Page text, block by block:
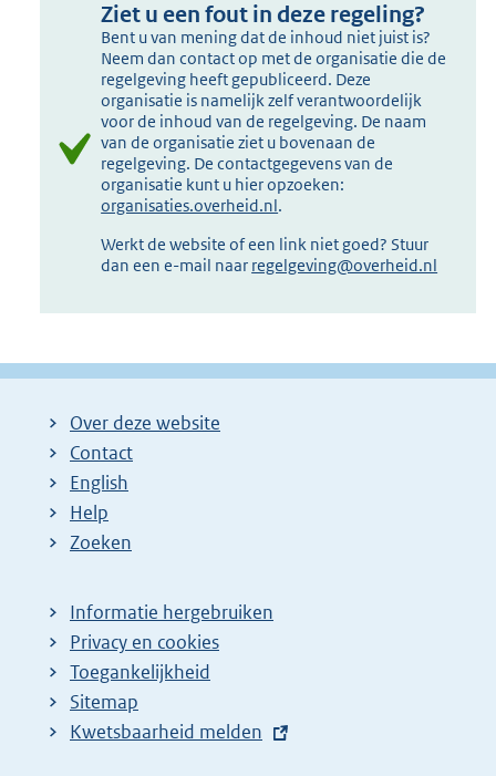
Ziet u een fout in deze regeling?
Bent u van mening dat de inhoud niet juist is?
Neem dan contact op met de organisatie die de
regelgeving heeft gepubliceerd. Deze
organisatie is namelijk zelf verantwoordelijk
voor de inhoud van de regelgeving. De naam
van de organisatie ziet u bovenaan de
regelgeving. De contactgegevens van de
organisatie kunt u hier opzoeken:
organisaties.overheid.nl.
Werkt de website of een link niet goed? Stuur
dan een e-mail naar regelgeving@overheid.nl
Over deze website
Contact
English
Help
Zoeken
Informatie hergebruiken
Privacy en cookies
Toegankelijkheid
Sitemap
E
Kwetsbaarheid melden